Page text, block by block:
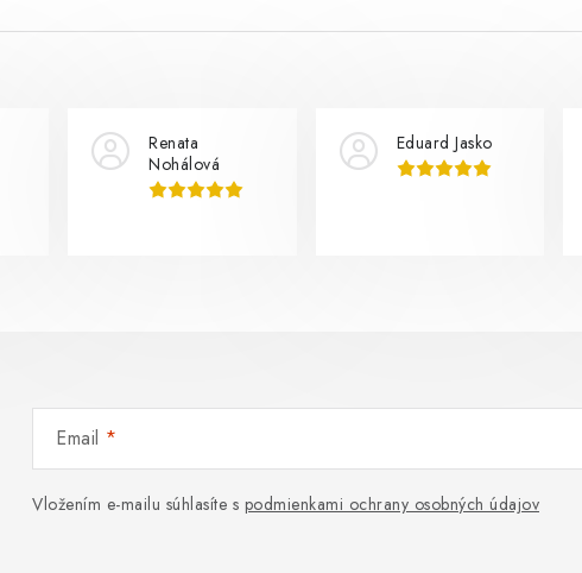
Renata
Nohálová
Eduard Jasko
Email
Vložením e-mailu súhlasíte s podmienkami ochrany osobných údajov